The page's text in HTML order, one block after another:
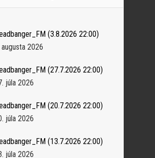
(3.8.2026 22:00)
augusta 2026
(27.7.2026 22:00)
júla 2026
(20.7.2026 22:00)
júla 2026
(13.7.2026 22:00)
júla 2026